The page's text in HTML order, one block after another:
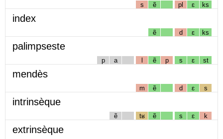
s ẽ pl ɛ ks
index
ẽ d ɛ ks
palimpseste
p a l ẽ p s ɛ st
mendès
m ẽ d ɛ s
intrinsèque
ẽ tʁ ẽ s ɛ k
extrinsèque